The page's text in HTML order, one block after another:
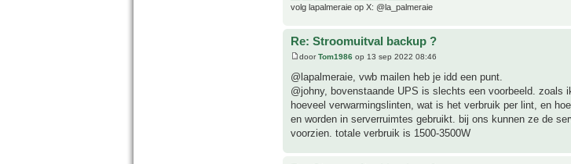
volg lapalmeraie op X: @la_palmeraie
Re: Stroomuitval backup ?
doorTom1986 op 13 sep 2022 08:46
@lapalmeraie, vwb mailen heb je idd een punt.
@johny, bovenstaande UPS is slechts een voorbeeld. zoals
hoeveel verwarmingslinten, wat is het verbruik per lint, en
en worden in serverruimtes gebruikt. bij ons kunnen ze de
voorzien. totale verbruik is 1500-3500W